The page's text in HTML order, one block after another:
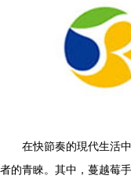
在快節奏的現代生活
者的青睞。其中，蔓越莓